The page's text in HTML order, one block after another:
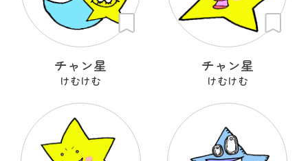
チャン星
けむけむ
チャン星
けむけむ